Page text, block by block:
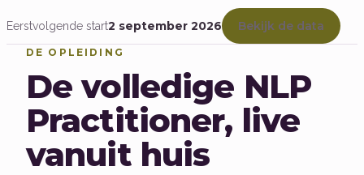
Eerstvolgende start2 september 2026 Bekijk de data
DE OPLEIDING
De volledige NLP
Practitioner, live
vanuit huis